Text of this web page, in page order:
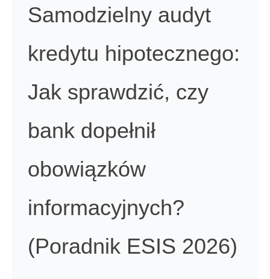
Samodzielny audyt
kredytu hipotecznego:
Jak sprawdzić, czy
bank dopełnił
obowiązków
informacyjnych?
(Poradnik ESIS 2026)